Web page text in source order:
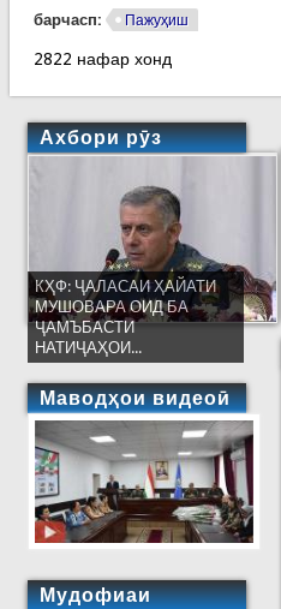
барчасп: Пажуҳиш
2822 нафар хонд
Ахбори рӯз
КҲФ: ҶАЛАСАИ ҲАЙАТИ
МУШОВАРА ОИД БА
ҶАМЪБАСТИ
НАТИҶАҲОИ...
Маводҳои видеоӣ
Мудофиаи